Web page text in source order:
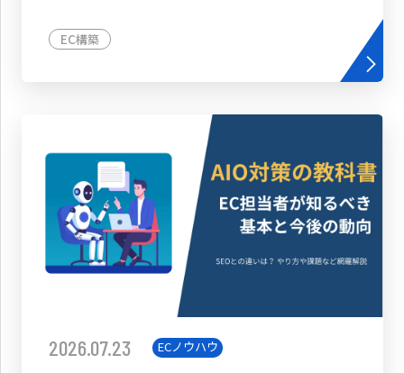
EC構築
2026.07.23 ECノウハウ